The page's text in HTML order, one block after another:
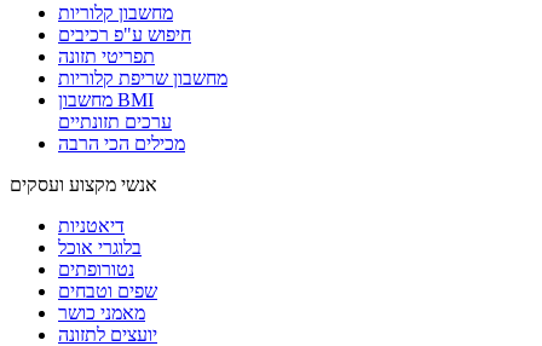
מחשבון קלוריות
חיפוש ע"פ רכיבים
תפריטי תזונה
מחשבון שריפת קלוריות
מחשבון BMI
ערכים תזונתיים
מכילים הכי הרבה
אנשי מקצוע ועסקים
דיאטניות
בלוגרי אוכל
נטורופתים
שפים וטבחים
מאמני כושר
יועצים לתזונה